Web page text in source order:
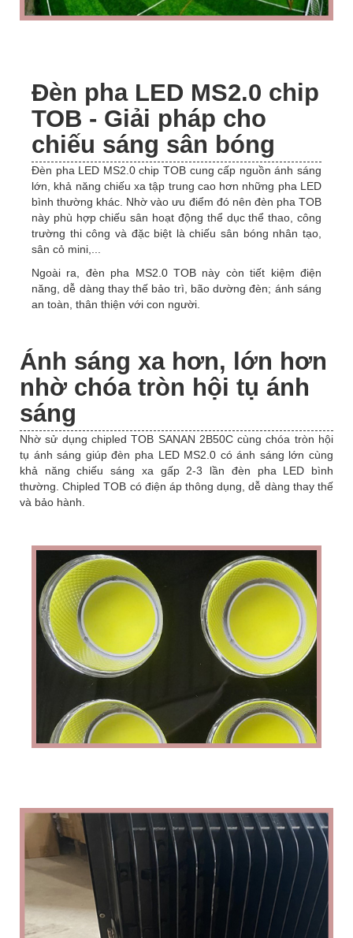
Đèn pha LED MS2.0 chip
TOB - Giải pháp cho
chiếu sáng sân bóng
Đèn pha LED MS2.0 chip TOB cung cấp nguồn ánh sáng
lớn, khả năng chiếu xa tập trung cao hơn những pha LED
bình thường khác. Nhờ vào ưu điểm đó nên đèn pha TOB
này phù hợp chiếu sân hoạt động thể dục thể thao, công
trường thi công và đặc biệt là chiếu sân bóng nhân tạo,
sân cỏ mini,...
Ngoài ra, đèn pha MS2.0 TOB này còn tiết kiệm điện
năng, dễ dàng thay thế bảo trì, bão dường đèn; ánh sáng
an toàn, thân thiện với con người.
Ánh sáng xa hơn, lớn hơn
nhờ chóa tròn hội tụ ánh
sáng
Nhờ sử dụng chipled TOB SANAN 2B50C cùng chóa tròn hội
tụ ánh sáng giúp đèn pha LED MS2.0 có ánh sáng lớn cùng
khả năng chiếu sáng xa gấp 2-3 lần đèn pha LED bình
thường. Chipled TOB có điện áp thông dụng, dễ dàng thay thế
và bảo hành.